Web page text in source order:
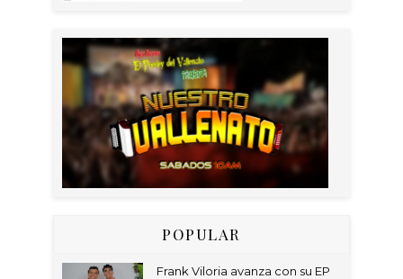
POPULAR
Frank Viloria avanza con su EP